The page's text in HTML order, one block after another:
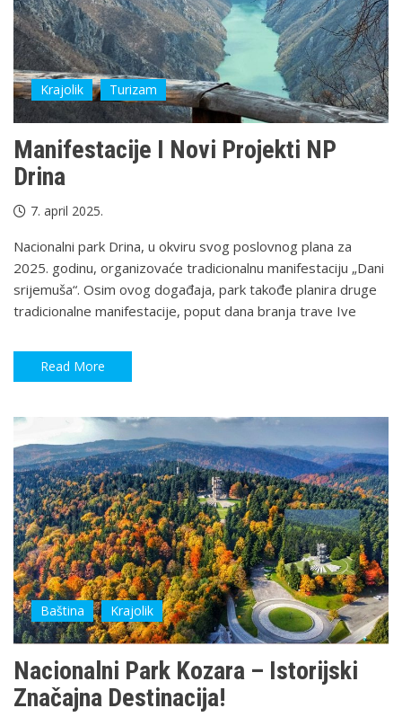
Krajolik Turizam
Manifestacije I Novi Projekti NP
Drina
7. april 2025.
Nacionalni park Drina, u okviru svog poslovnog plana za
2025. godinu, organizovaće tradicionalnu manifestaciju „Dani
srijemuša“. Osim ovog događaja, park takođe planira druge
tradicionalne manifestacije, poput dana branja trave Ive
Read More
Baština Krajolik
Nacionalni Park Kozara – Istorijski
Značajna Destinacija!